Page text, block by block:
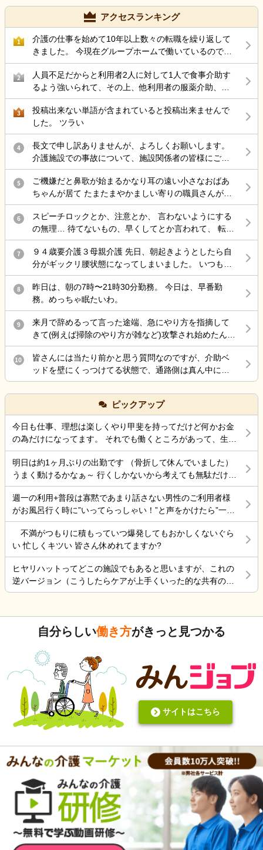
部の元本業を残して、介護ビジネスへと集中させて行くという方針
の転換期になる。 今は、その転換縮小の段階で、介護ビジネスの収
益を赤字解消に当てている状態で、利益を吸い上げている。 その為
に、儲かっているのに働く人々に何の恩恵も無いのが現状。 この先
に、明るい未来など見えて来ないし、道筋が建つ頃には数年も経過
する事でしょう。 様子を見て、去るかどうかを決めあぐねている。
アクセスランキング
1
介護の仕事を始めて10年以上数々の転職を繰り返して
きました。 今現在グループホームで働いているのです
が 50代後半にもなりストレス性胃炎にもなったのでこ
こらで 介護の仕事から違う仕事を考えているのですが
結局転職サイトをみるのが介護の仕事ばかりで どうし
たら良いと思いますか？
2
人員不足だからと利用者2人に対して1人で食事介助す
るよう強いられて、その上、他利用者の服薬介助、動
き回る認知症利用者の見守り、声掛けまでやらされ、
最近自分の気持ちに余裕が持てない。
3
投稿出来ない単語が含まれていると投稿出来ませんで
した。 ツラい
4
長文で申し訳ありませんが、よろしくお願いします。
介護施設での事故について、施設関係者の皆様にご意
見を伺いたく投稿します。 母は認知症があり、介護施
設に入所していました。 ある日の明け方、母が一人で
施設を離設し、雨の中で転倒して大腿骨を骨折しまし
た。 手術は無事に終わりましたが、この事故をきっか
けに歩行ができなくなり、病院からは認知症も進行し
たとのお話がありました。また、要介護1だったもの
説明を受けました。 施設からは「治療費は負担しま
す」と説明を受けていますが、それ以外の補償につい
てはまだ話し合っていません。 そこで、介護施設で勤
務されている方や施設運営に携わっている方にお伺い
したいです。 ・このような事故が起きた場合、一般的
にはどのような対応や補償が行われることが多いので
しょうか。 ・施設側が加入している保険で対応するケ
がよいことや、今後の進め方についてアドバイスがあ
れば教えていただきたいです。 施設を責めたいという
気持ちではなく、今後の対応について知識を得たいと
思い投稿しました。 同様の事例やご経験がありました
ら、差し支えない範囲で教えていただけると幸いで
す。 よろしくお願いいたします。
5
ご機嫌だと鼻歌が始まるかなり耳の遠い小さなおばあ
ちゃんが居て たまたまやかましい寄りの職員さんが来
た時に 鼻歌から一気に不穏 「おおきなこえで話してる
わ」 と不機嫌で低く大きな声の独り言で返してて笑い
を堪えられない。
6
スピーチロックとか、注意とか、 言わないようにする
の無理… 待てないもの、早くしてとか言われて、 転倒
しそうになるとか危険行為しても、 本人達分からない
もの、 病気だから、認知症だからで許されて、 記録残
しても『仕方ないよね、割り切らなきゃ』 これで終わ
る 何でもかんでも虐待って言わないで… どうしろって
言うのよ…もう疲れた… 責任感強すぎって上司に言わ
れた 仕方ないじゃん 事故したら…打ちどころ悪かった
7
９４歳要介護３母親介護 先日、朝起きようとしたら自
分がギックリ腰状態になってしまいました。 いつも行
く接骨院で治療してもらったのですが、いつもなら楽
になるのに、全く治らないまま、家に戻ろとして 外に
出たら、クラクラし汗が尋常じゃなく出てくるので 接
骨院に戻って休すませてもらいました。 隠れ熱中症か
ら来た腰痛と分かり、水や経口水を飲ませてもらい要
約落ちたのはいいのですが、母親を一人で留守番させ
を一時的に入院させる事となりました。 母親は、病院
が大嫌いなので、今日病院に電話をしたら 案の定、興
との事でした。 夕食も食べなかったみたいです。 自分
の腰の状態は、それなりに動けるようになったのです
が、頭が熱中症でボワッとする感じなので、怖くて 会
いにいけない状態です。 ケアーマネージャーさんその
状況を相談したら、絶対に 包括ケアーに入れた方がい
いと怒られました。 以前、入れていたのですが、興奮
するので、それを抑える薬を飲んだ表情が忘れられな
いので、入れていいのか 判断に迷っている状況です。
その煮え切らない自分にケアーマネージャーさんは怒
っている事は分かっています。 毎日、散歩と昼食は寿
司屋のランチ 風呂に入れ身体と頭を洗ってあげ、朝昼
晩食事を作り 夜中は、トイレに行く度に麦茶を飲んで
もらう毎日 約5年やって来ましたが限界を感じていると
ころです。 朝昼晩の食事中に加山雄三DVDを必ず観て
喜ぶ姿を 観るとどうしても決断出来ない自分がいま
す。 異常かな⁈
8
昨日は、朝の7時〜21時30分勤務。 今日は、早番勤
務。めっちゃ眠たいわ。
9
来月で辞めるって言った途端、急にやり方を指摘して
きて(例えば掃除のやり方が雑など)攻撃され始めたんだ
けど最後の嫌がらせ？
10
皆さんには当たり前かと思う質問なのですが、介助ベ
ッドを壁にくっつけてる状態で、通路側は真ん中にベ
ッド柵を差し込むのは拘束扱いだって言われたのです
が、皆さんどう思いますか？ ちなみに自分は真ん中に
柵を入れても足を下ろして出れるスペースは十分にあ
者でそう習った事もあり、それが普通かと思うのです
が…今働いてる施設の拘束委員会でそう言われてるみ
ピックアップ
今日も仕事、理想は楽しくやり甲斐を持ってだけど何かお金
の為だけになってます。 それでも働くところがあって、生き
ていけているのでましなのでしょうね。 一番辛いのは、お金
がなく職探ししている時だったので今日も頑張ろうと思う。
それにしても古株は、好き勝手だから楽しそうです。私も古
株の時は、そんなに仕事行くのが辛くなく毎日そこそこ楽し
くやっていました。 転職は後悔はしていませんが、誰もが上
手くいかないのは確かですね。 そんなつぶやきです、では仕
明日は約1ヶ月ぶりの出勤です （骨折して休んでいました）
うまく動けるかなぁ～ 行くしかないから考えても無駄だけど
不安！
週一の利用+普段は寡黙であまり話さない男性のご利用者様
がお風呂行く時に”いってらっしゃい！”と声をかけたら”一緒
に行く？！？”と返してくれた。 そういう想像を上回るよう
なことがあるからこの仕事って楽しいんだよな。 まだ入って
4ヶ月弱しか経ってないけど。
不満がつもりに積もっていつ爆発してもおかしくないぐら
い 忙しくキツい 皆さん休めれてますか?
ヒヤリハットってどこの施設でもあると思いますが、これの
逆バージョン（こうしたらケアが上手くいった的な共有の書
式）ってないですよね。あったらいいケアを共有できると思
遂記録ばかりって、すごくネガティブだと個人的に思いま
す。また、介護の世界って「できて当たり前」的な思考が強
し。うつ病の人じゃないんだから、できないことばかり言っ
たらストレスたまりませんか。
自分らしい働き方がきっと見つかる
サイトはこちら